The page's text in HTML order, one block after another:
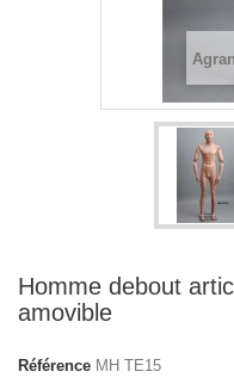
Homme debout
amovible
Référence MH TE15